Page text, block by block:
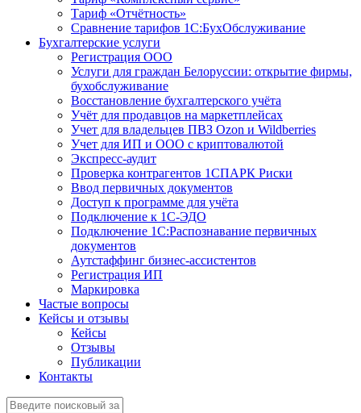
Тариф «Отчётность»
Сравнение тарифов 1С:БухОбслуживание
Бухгалтерские услуги
Регистрация ООО
Услуги для граждан Белоруссии: открытие фирмы,
бухобслуживание
Восстановление бухгалтерского учёта
Учёт для продавцов на маркетплейсах
Учет для владельцев ПВЗ Ozon и Wildberries
Учет для ИП и ООО с криптовалютой
Экспресс-аудит
Проверка контрагентов 1СПАРК Риски
Ввод первичных документов
Доступ к программе для учёта
Подключение к 1С-ЭДО
Подключение 1С:Распознавание первичных
документов
Аутстаффинг бизнес-ассистентов
Регистрация ИП
Маркировка
Частые вопросы
Кейсы и отзывы
Кейсы
Отзывы
Публикации
Контакты